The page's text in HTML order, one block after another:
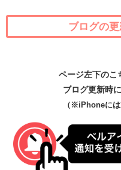
ブログの
ページ左下のこ
ブログ更新時
（※iPhoneには